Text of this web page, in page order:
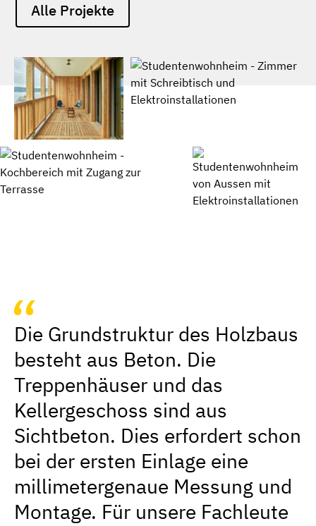
Alle Projekte
Die Grundstruktur des Holzbaus
besteht aus Beton. Die
Treppenhäuser und das
Kellergeschoss sind aus
Sichtbeton. Dies erfordert schon
bei der ersten Einlage eine
millimetergenaue Messung und
Montage. Für unsere Fachleute